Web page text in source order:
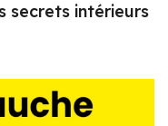
secrets intérieurs